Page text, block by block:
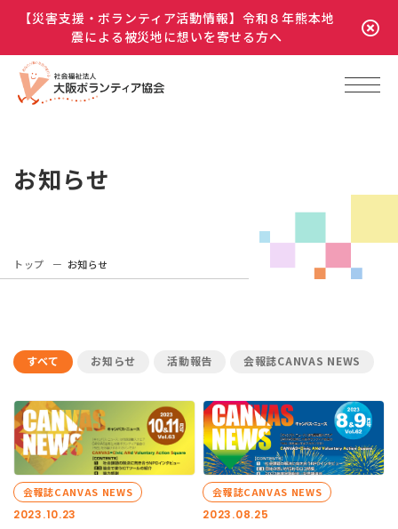
【災害支援・ボランティア活動情報】令和８年熊本地
震による被災地に想いを寄せる方へ
お知らせ
トップ お知らせ
すべて お知らせ 活動報告 会報誌CANVAS NEWS
2023.10.23
会報誌CANVAS NEWS
2023.08.25
会報誌CANVAS NEWS